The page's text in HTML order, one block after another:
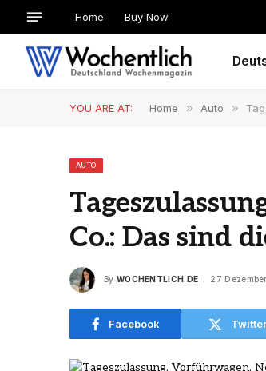
Home Buy Now
YOU ARE AT: Home » Auto »
AUTO
Co.: Das sind
By WOCHENTLICH.DE 27
Facebook Twitter